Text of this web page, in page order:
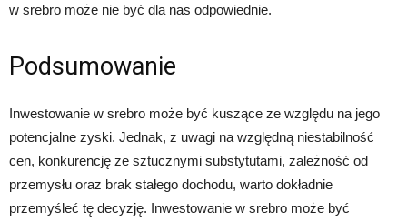
w srebro może nie być dla nas odpowiednie.
Podsumowanie
Inwestowanie w srebro może być kuszące ze względu na jego
potencjalne zyski. Jednak, z uwagi na względną niestabilność
cen, konkurencję ze sztucznymi substytutami, zależność od
przemysłu oraz brak stałego dochodu, warto dokładnie
przemyśleć tę decyzję. Inwestowanie w srebro może być